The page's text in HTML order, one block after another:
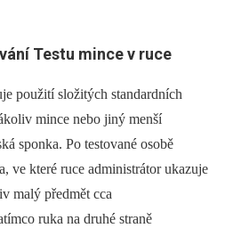
Testu mince v ruce
použití složitých standardních
mince nebo jiný menší
sponka. Po testované osobě
ve které ruce administrátor ukazuje
malý předmět cca
ruka na druhé straně